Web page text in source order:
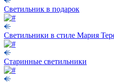
Светильник в подарок
Светильники в стиле Мария
Старинные светильники